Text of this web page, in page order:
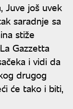
Juve još uvek
saradnje sa
stiže
Gazzetta
i vidi da
drugog
će tako i biti,